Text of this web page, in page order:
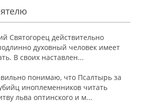
Святогорец действительно
духовный человек имеет
В своих наставлен...
понимаю, что Псалтырь за
иноплеменников читать
льва оптинского и м...